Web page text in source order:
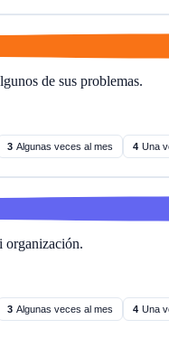
de sus problemas.
3 Algunas veces al mes 4 Una
organización.
3 Algunas veces al mes 4 Una